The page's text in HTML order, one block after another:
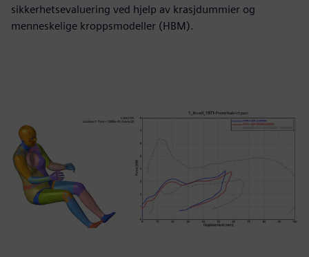
sikkerhetsevaluering ved hjelp av krasjdummier og
menneskelige kroppsmodeller (HBM).